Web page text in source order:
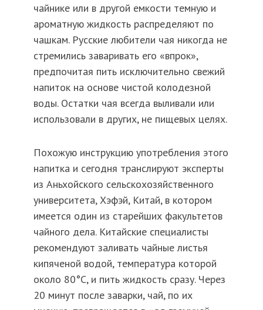
чайнике или в другой емкости темную и
ароматную жидкость распределяют по
чашкам. Русские любители чая никогда не
стремились заваривать его «впрок»,
предпочитая пить исключительно свежий
напиток на основе чистой колодезной
воды. Остатки чая всегда выливали или
использовали в других, не пищевых целях.
Похожую инструкцию употребления этого
напитка и сегодня транслируют эксперты
из Аньхойского сельскохозяйственного
университета, Хэфэй, Китай, в котором
имеется один из старейших факультетов
чайного дела. Китайские специалисты
рекомендуют заливать чайные листья
кипяченой водой, температура которой
около 80°С, и пить жидкость сразу. Через
20 минут после заварки, чай, по их